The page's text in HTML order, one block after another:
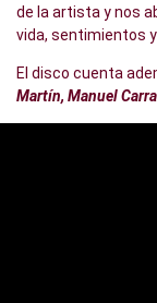
de la artista y nos
vida, sentimientos
El disco cuenta
Martín, Manuel